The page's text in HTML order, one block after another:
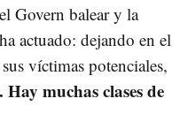
Govern balear y la
actuado: dejando en el
víctimas potenciales,
Hay muchas clases de